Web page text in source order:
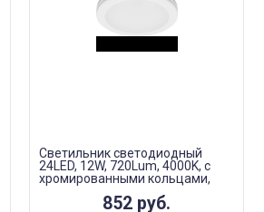
Светильник светодиодный
24LED, 12W, 720Lum, 4000K, с
хромированными кольцами,
852 руб.